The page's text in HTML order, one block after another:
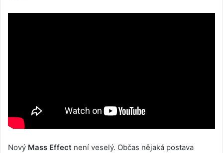
Nový Mass Effect není veselý. Občas nějaká postava